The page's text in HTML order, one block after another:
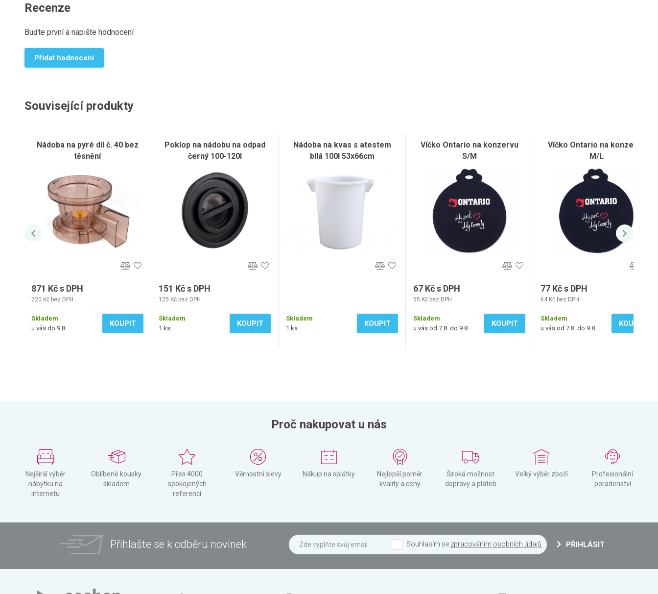
Recenze
Buďte první a napište hodnocení
Přidat hodnocení
Související produkty
Nádoba na pyré díl č. 40 bez
těsnění
871 Kč s DPH
720 Kč bez DPH
Skladem
u vás do 9.8.
KOUPIT
Poklop na nádobu na odpad
černý 100-120l
151 Kč s DPH
125 Kč bez DPH
Skladem
1 ks
KOUPIT
Nádoba na kvas s atestem
bílá 100l 53x66cm
Skladem
1 ks
KOUPIT
Víčko Ontario na konzervu
S/M
67 Kč s DPH
55 Kč bez DPH
Skladem
u vás od 7.8. do 9.8.
KOUPIT
Víčko Ontario na konzervu
M/L
77 Kč s DPH
64 Kč bez DPH
Skladem
u vás od 7.8. do 9.8.
KOUPIT
Proč nakupovat u nás
Nejširší výběr
nábytku na
internetu
Oblíbené kousky
skladem
Přes 4000
spokojených
referencí
Věrnostní slevy Nákup na splátky
Nejlepší poměr
kvality a ceny
Široká možnost
dopravy a plateb
Velký výběr zboží
Profesionální
poradenství
Přihlašte se k odběru novinek Souhlasím se zpracováním osobních údajů PŘIHLÁSIT